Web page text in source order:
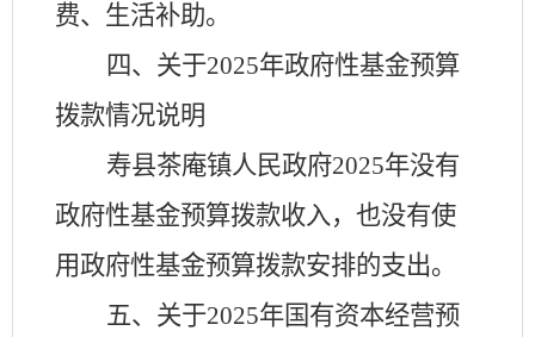
费、生活补助。
四、关于2025年政府性基金预算
拨款情况说明
寿县茶庵镇人民政府2025年没有
政府性基金预算拨款收入，也没有使
用政府性基金预算拨款安排的支出。
五、关于2025年国有资本经营预